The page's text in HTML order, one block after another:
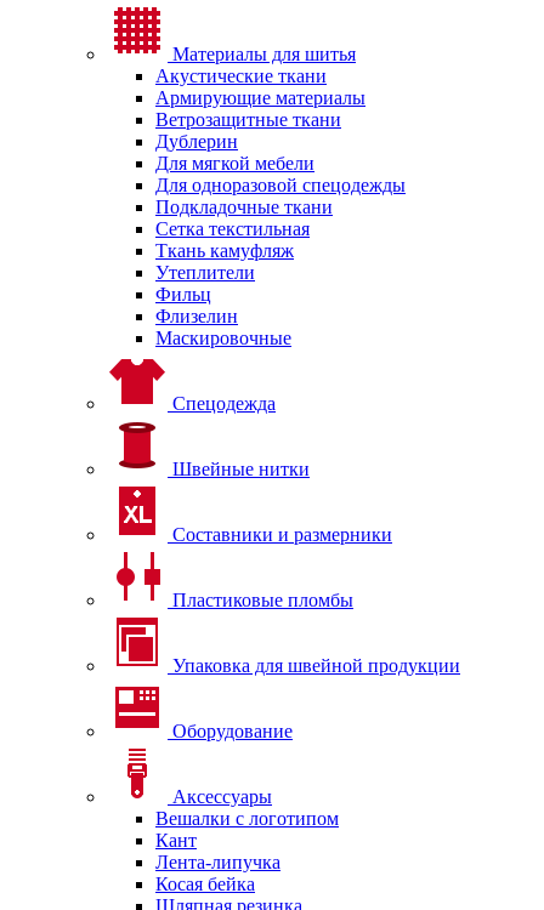
Материалы для шитья
Акустические ткани
Армирующие материалы
Ветрозащитные ткани
Дублерин
Для мягкой мебели
Для одноразовой спецодежды
Подкладочные ткани
Сетка текстильная
Ткань камуфляж
Утеплители
Фильц
Флизелин
Маскировочные
Спецодежда
Швейные нитки
Составники и размерники
Пластиковые пломбы
Упаковка для швейной продукции
Оборудование
Аксессуары
Вешалки с логотипом
Кант
Лента-липучка
Косая бейка
Шляпная резинка